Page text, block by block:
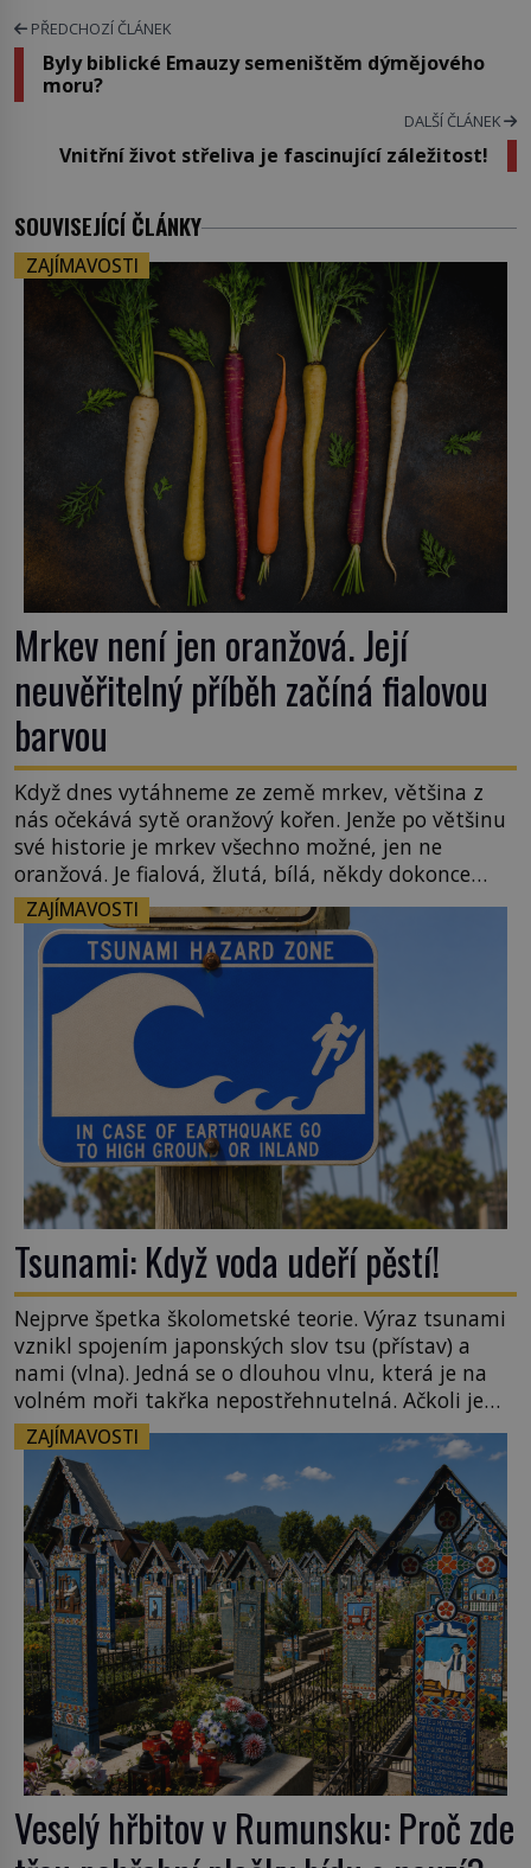
PŘEDCHOZÍ ČLÁNEK
Byly biblické Emauzy semeništěm dýmějového
moru?
DALŠÍ ČLÁNEK
Vnitřní život střeliva je fascinující záležitost!
SOUVISEJÍCÍ ČLÁNKY
ZAJÍMAVOSTI
Mrkev není jen oranžová. Její
neuvěřitelný příběh začíná fialovou
barvou
Když dnes vytáhneme ze země mrkev, většina z
nás očekává sytě oranžový kořen. Jenže po většinu
své historie je mrkev všechno možné, jen ne
oranžová. Je fialová, žlutá, bílá, někdy dokonce
téměř černá. Až díky stovkám let pečlivého
šlechtění se z ní stává zelenina, bez které si českou
zahradu ani nedokážeme představit. Její příběh je
ZAJÍMAVOSTI
Tsunami: Když voda udeří pěstí!
Nejprve špetka školometské teorie. Výraz tsunami
vznikl spojením japonských slov tsu (přístav) a
nami (vlna). Jedná se o dlouhou vlnu, která je na
volném moři takřka nepostřehnutelná. Ačkoli je
vlnová délka tsunami i 300 kilometrů, výška vlny
na volném moři je maximálně 1,5 metru. Máme se
podobné obří vlny obávat i v Evropě? Vznik
tsunami si […]
ZAJÍMAVOSTI
Veselý hřbitov v Rumunsku: Proč zde